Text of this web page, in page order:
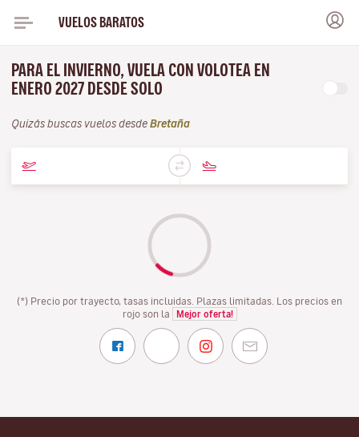
VUELOS BARATOS
PARA EL INVIERNO, VUELA CON VOLOTEA EN
ENERO 2027 DESDE SOLO
Quizás buscas vuelos desde Bretaña
(*) Precio por trayecto, tasas incluidas. Plazas limitadas. Los precios en
rojo son la
Mejor oferta!